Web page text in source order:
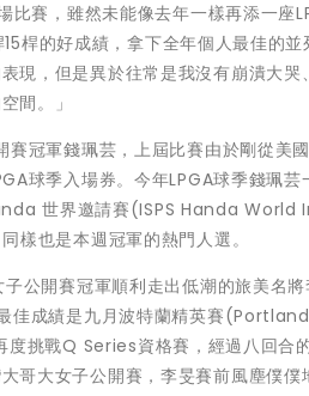
比賽，雖然未能像去年一樣再添一
桿的好成績，拿下全年個人最佳的
現，但是異於往常是我沒有崩潰大
間。」
冠軍錢珮芸，上屆比賽由於剛從美
球季入場券。今年LPGA球季錢珮
世界邀請賽(ISPS Handa
樣也是本週冠軍的熱門人選。
公開賽冠軍順利走出低潮的旅美名
佳成績是九月波特蘭精英賽
挑戰Q Series資格賽，經過八回合
哥大女子公開賽，李旻賽前風塵僕